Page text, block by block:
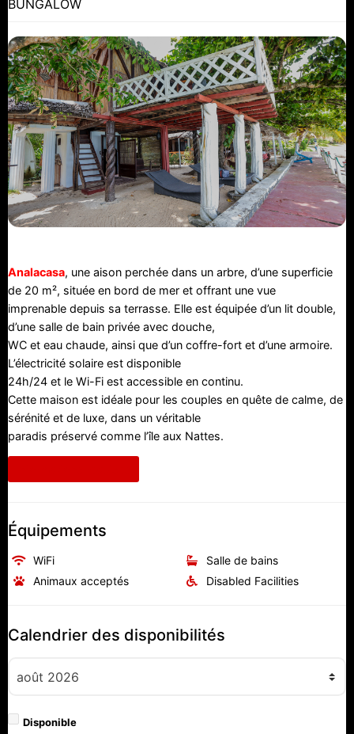
BUNGALOW
Analacasa, une aison perchée dans un arbre, d’une superficie
de 20 m², située en bord de mer et offrant une vue
imprenable depuis sa terrasse. Elle est équipée d’un lit double,
d’une salle de bain privée avec douche,
WC et eau chaude, ainsi que d’un coffre-fort et d’une armoire.
L’électricité solaire est disponible
24h/24 et le Wi-Fi est accessible en continu.
Cette maison est idéale pour les couples en quête de calme, de
sérénité et de luxe, dans un véritable
paradis préservé comme l’île aux Nattes.
Équipements
WiFi
Salle de bains
Animaux acceptés
Disabled Facilities
Calendrier des disponibilités
Disponible